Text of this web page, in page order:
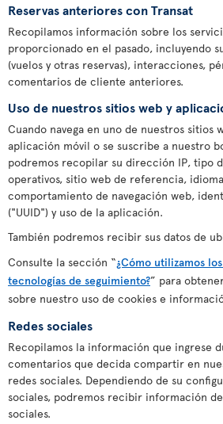
Reservas anteriores con Transat
Recopilamos información sobre los
proporcionado en el pasado, incluyendo
(vuelos y otras reservas), interacciones,
comentarios de cliente anteriores.
Uso de nuestros sitios web y
Cuando navega en uno de nuestros sitios
aplicación móvil o se suscribe a nuestro
podremos recopilar su dirección IP, tipo
operativos, sitio web de referencia,
comportamiento de navegación web,
("UUID") y uso de la aplicación.
También podremos recibir sus datos de
Consulte la sección “¿Cómo utilizamos
tecnologías de seguimiento?” para
sobre nuestro uso de cookies e
Redes sociales
Recopilamos la información que ingrese
comentarios que decida compartir en
redes sociales. Dependiendo de su
sociales, podremos recibir información
sociales.